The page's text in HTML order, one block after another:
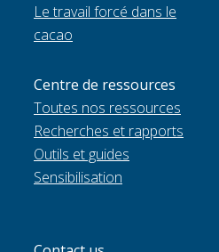
Le travail forcé dans le
cacao
Centre de ressources
Toutes nos ressources
Recherches et rapports
Outils et guides
Sensibilisation